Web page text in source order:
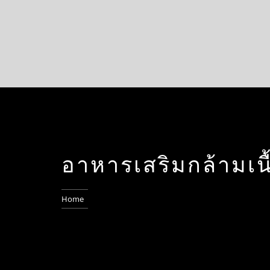
อาหารเสริมกล้ามเ
Home